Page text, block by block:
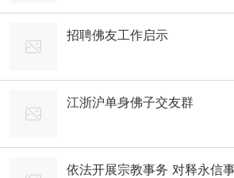
招聘佛友工作启示
江浙沪单身佛子交友群
依法开展宗教事务 对释永信